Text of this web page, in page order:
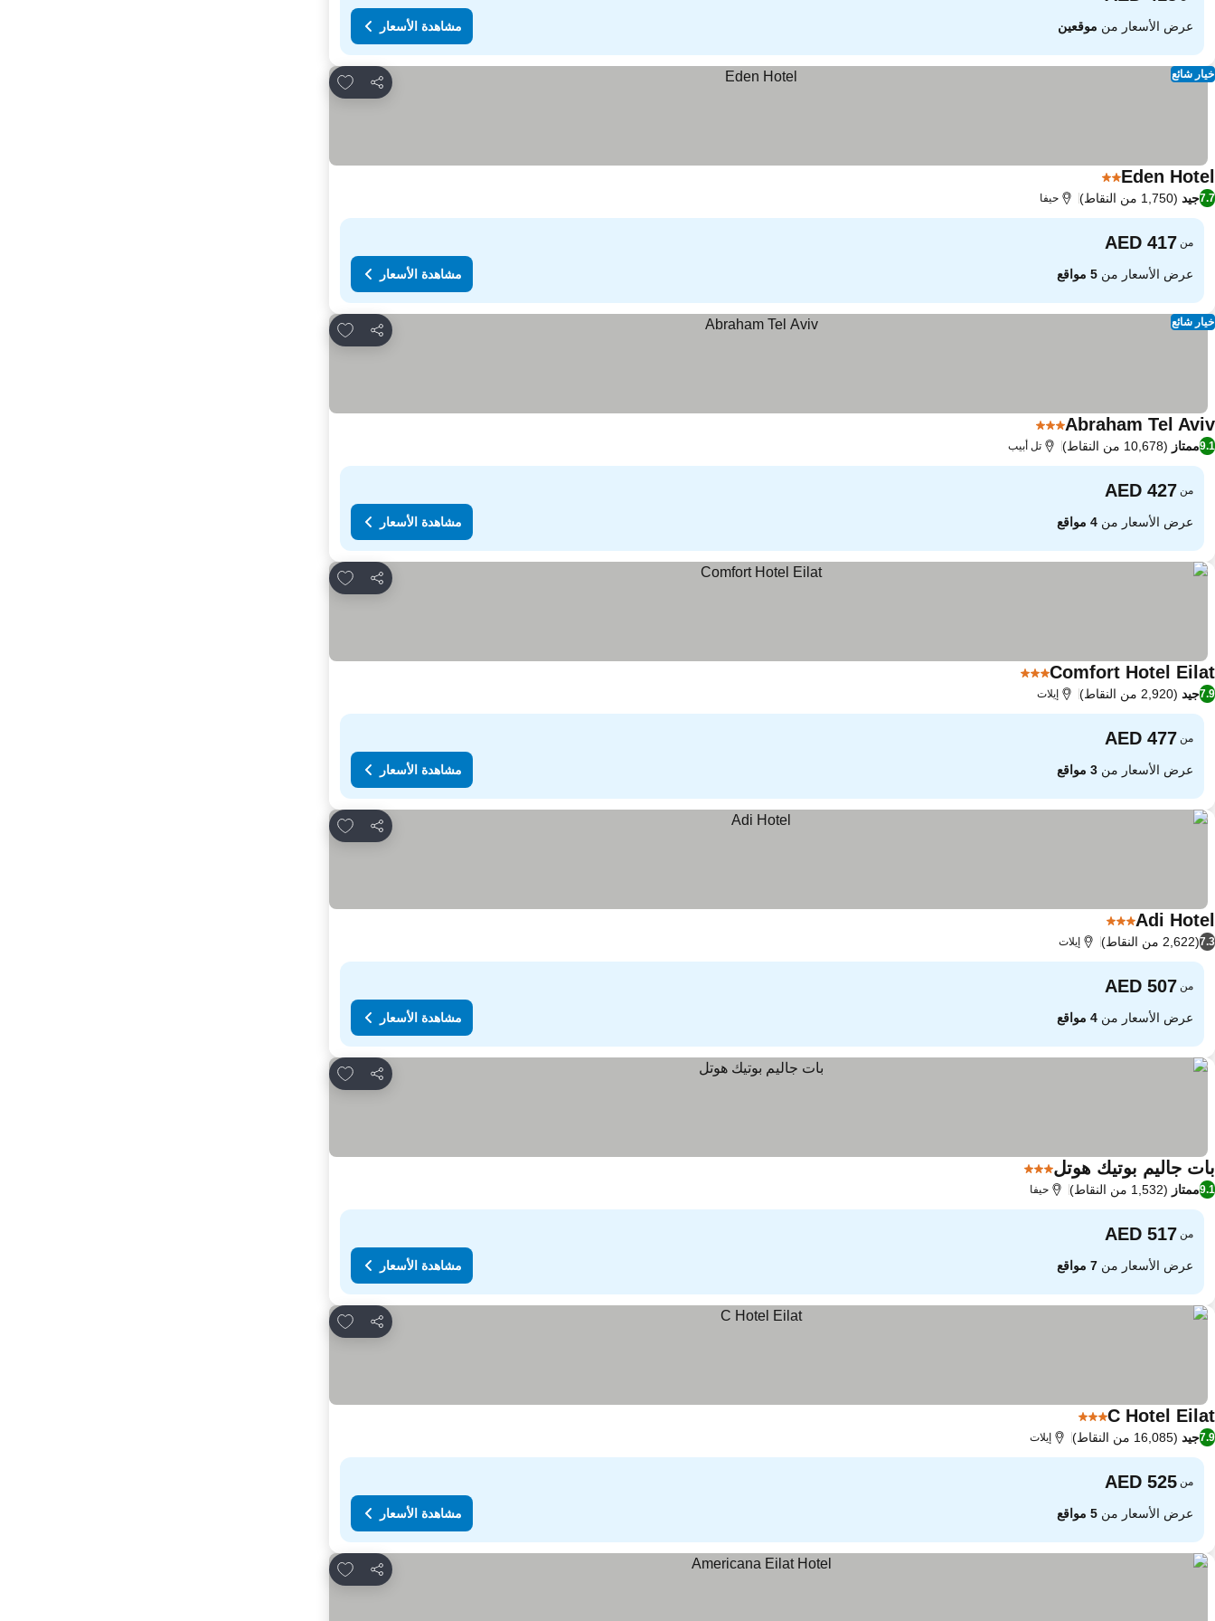
عرض الأسعار من موقعين مشاهدة الأسعار
مشاركة
Add to favorites خيار شائع
Eden Hotel2 عدد النجوم
7.7جيد (1,750 من النقاط) حيفا
من
عرض الأسعار من 5 مواقع مشاهدة الأسعار
مشاركة
Add to favorites خيار شائع
Abraham Tel Aviv3 عدد النجوم
9.1ممتاز (10,678 من النقاط) تل أبيب
من
عرض الأسعار من 4 مواقع مشاهدة الأسعار
مشاركة
Add to favorites
Comfort Hotel Eilat3 عدد النجوم
7.9جيد (2,920 من النقاط) إيلات
من
عرض الأسعار من 3 مواقع مشاهدة الأسعار
مشاركة
Add to favorites
Adi Hotel3 عدد النجوم
7.3(2,622 من النقاط) إيلات
من
عرض الأسعار من 4 مواقع مشاهدة الأسعار
مشاركة
Add to favorites
بات جاليم بوتيك هوتل3 عدد النجوم
9.1ممتاز (1,532 من النقاط) حيفا
من
عرض الأسعار من 7 مواقع مشاهدة الأسعار
مشاركة
Add to favorites
C Hotel Eilat3 عدد النجوم
7.9جيد (16,085 من النقاط) إيلات
من
عرض الأسعار من 5 مواقع مشاهدة الأسعار
مشاركة
Add to favorites